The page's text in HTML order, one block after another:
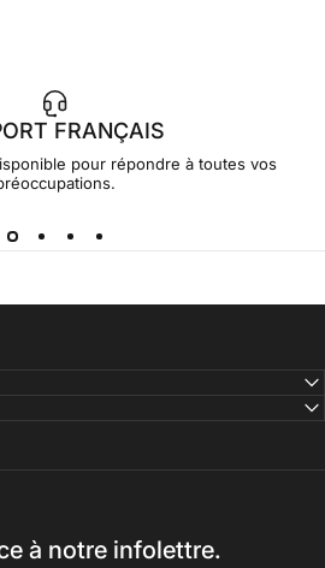
FRANÇAIS
pour répondre à toutes vos
à notre infolettre.